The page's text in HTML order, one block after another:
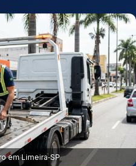
em Limeira‑SP